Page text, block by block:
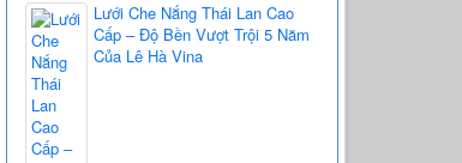
Lưới Che Nắng Thái Lan Cao
Cấp – Độ Bền Vượt Trội 5 Năm
Của Lê Hà Vina